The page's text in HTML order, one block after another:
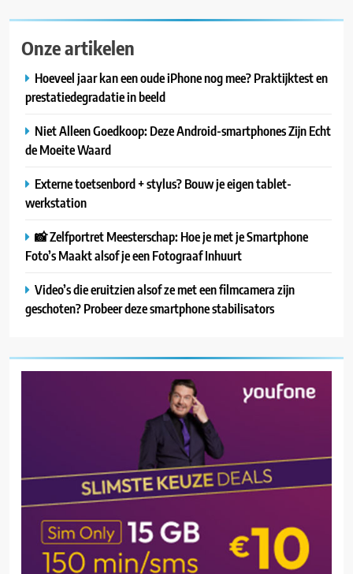
Onze artikelen
Hoeveel jaar kan een oude iPhone nog mee? Praktijktest en
prestatiedegradatie in beeld
Niet Alleen Goedkoop: Deze Android-smartphones Zijn Echt
de Moeite Waard
Externe toetsenbord + stylus? Bouw je eigen tablet-
werkstation
📸 Zelfportret Meesterschap: Hoe je met je Smartphone
Foto’s Maakt alsof je een Fotograaf Inhuurt
Video’s die eruitzien alsof ze met een filmcamera zijn
geschoten? Probeer deze smartphone stabilisators